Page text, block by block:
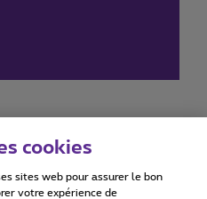
Accessibility statement
cookies
sites web pour assurer le bon
votre expérience de